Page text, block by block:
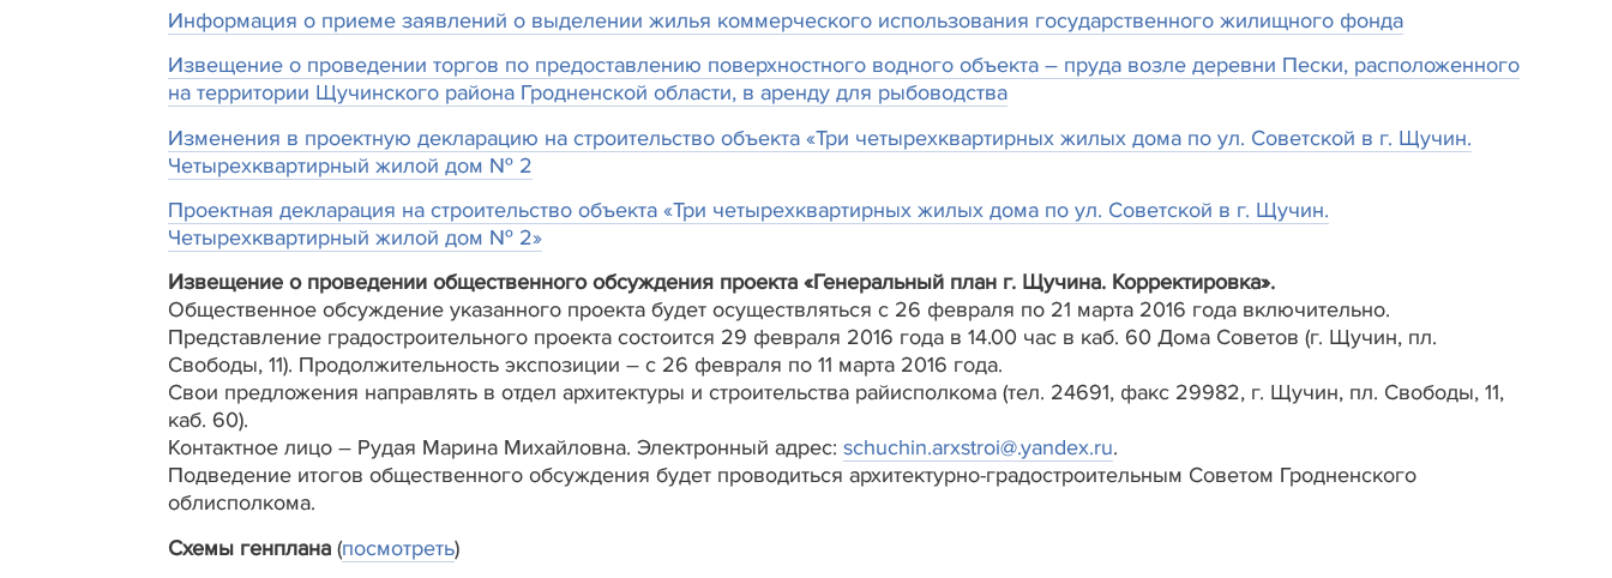
Информация о приеме заявлений о выделении жилья коммерческого использования государственного жилищного фонда
Извещение о проведении торгов по предоставлению поверхностного водного объекта – пруда возле деревни Пески, расположенного
на территории Щучинского района Гродненской области, в аренду для рыбоводства
Изменения в проектную декларацию на строительство объекта «Три четырехквартирных жилых дома по ул. Советской в г. Щучин.
Четырехквартирный жилой дом № 2
Проектная декларация на строительство объекта «Три четырехквартирных жилых дома по ул. Советской в г. Щучин.
Четырехквартирный жилой дом № 2»
Извещение о проведении общественного обсуждения проекта «Генеральный план г. Щучина. Корректировка».
Общественное обсуждение указанного проекта будет осуществляться с 26 февраля по 21 марта 2016 года включительно.
Представление градостроительного проекта состоится 29 февраля 2016 года в 14.00 час в каб. 60 Дома Советов (г. Щучин, пл.
Свободы, 11). Продолжительность экспозиции – с 26 февраля по 11 марта 2016 года.
Свои предложения направлять в отдел архитектуры и строительства райисполкома (тел. 24691, факс 29982, г. Щучин, пл. Свободы, 11,
каб. 60).
Контактное лицо – Рудая Марина Михайловна. Электронный адрес: schuchin.arxstroi@.yandex.ru.
Подведение итогов общественного обсуждения будет проводиться архитектурно-градостроительным Советом Гродненского
облисполкома.
Схемы генплана (посмотреть)